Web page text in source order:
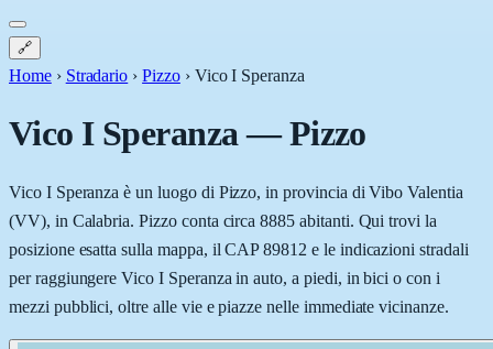
🔗
Home › Stradario › Pizzo › Vico I Speranza
Vico I Speranza—Pizzo
Vico I Speranza è un luogo di Pizzo, in provincia di Vibo Valentia
(VV), in Calabria. Pizzo conta circa 8885 abitanti. Qui trovi la
posizione esatta sulla mappa, il CAP 89812 e le indicazioni stradali
per raggiungere Vico I Speranza in auto, a piedi, in bici o con i
mezzi pubblici, oltre alle vie e piazze nelle immediate vicinanze.